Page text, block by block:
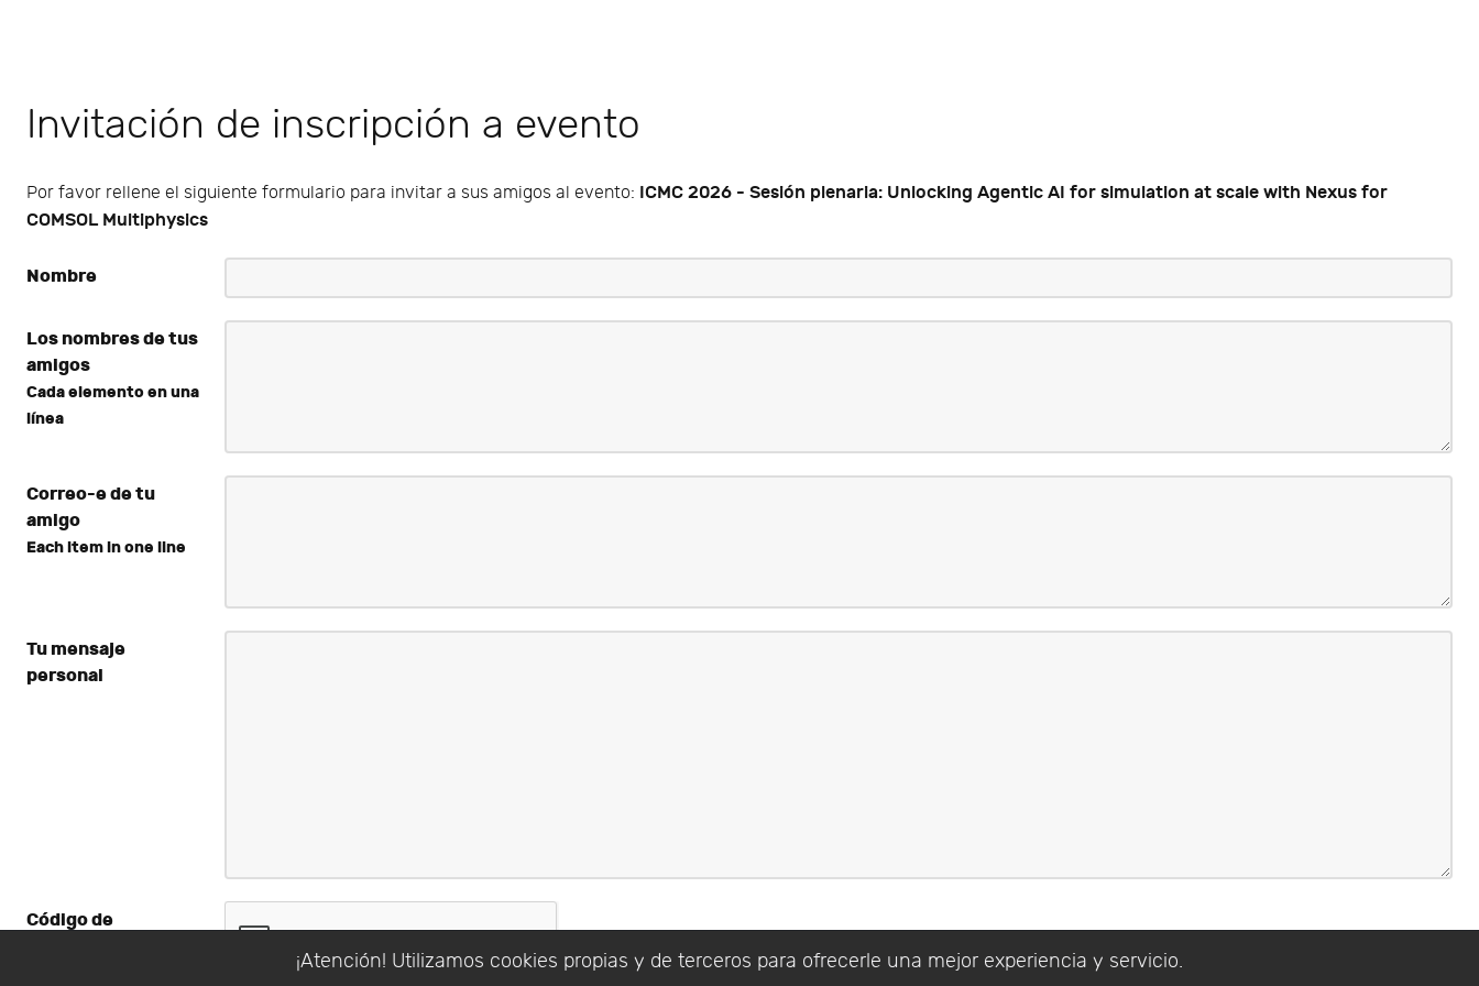
¡Atención! Utilizamos cookies propias y de terceros para ofrecerle una mejor experiencia y servicio.
Invitación de inscripción a evento
Por favor rellene el siguiente formulario para invitar a sus amigos al evento: ICMC 2026 - Sesión plenaria: Unlocking Agentic AI for simulation at scale with Nexus for
COMSOL Multiphysics
Nombre
Los nombres de tus
amigos
Cada elemento en una
línea
Correo-e de tu
amigo
Each item in one line
Tu mensaje
personal
Código de